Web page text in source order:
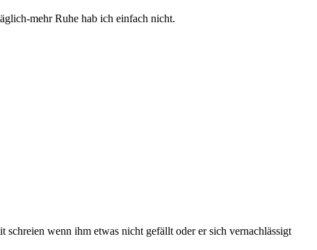
mehr Ruhe hab ich einfach nicht.
wenn ihm etwas nicht gefällt oder er sich vernachlässigt